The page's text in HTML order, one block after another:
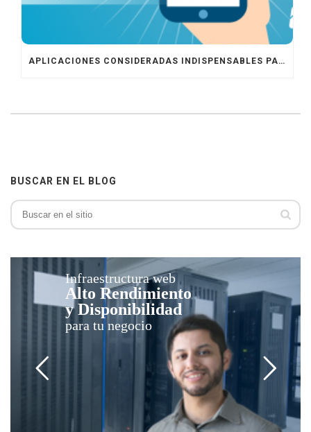
APLICACIONES CONSIDERADAS INDISPENSABLES PARA LA VIDA DIARIA
BUSCAR EN EL BLOG
Infraestructura web
Alto Rendimiento
y Disponibilidad
para tu negocio